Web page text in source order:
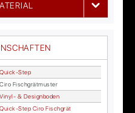
Quick-Step
Ciro Fisch­grät­mus­ter
Vi­nyl- & De­sign­bo­den
Quick-Step Ciro Fisch­grät